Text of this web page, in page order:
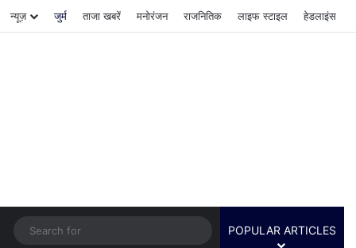
न्यूज़ जुर्म ताजा खबरें मनोरंजन राजनितिक लाइफ स्टाइल हेडलाइंस
Switch skin
SearchPOPULAR ARTICLES